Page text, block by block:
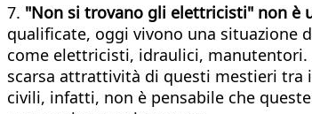
7. "Non si trovano gli elettricisti" non è
qualificate, oggi vivono una
come elettricisti, idraulici, manutentori.
scarsa attrattività di questi mestieri tra
civili, infatti, non è pensabile che